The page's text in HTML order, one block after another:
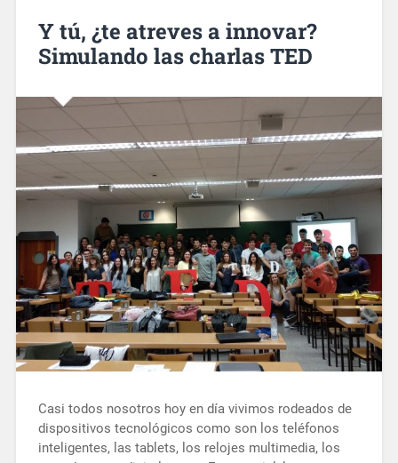
Y tú, ¿te atreves a innovar?
Simulando las charlas TED
Casi todos nosotros hoy en día vivimos rodeados de
dispositivos tecnológicos como son los teléfonos
inteligentes, las tablets, los relojes multimedia, los